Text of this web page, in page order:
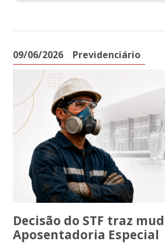
09/06/2026 Previdenciário
Decisão do STF traz
Aposentadoria Especial